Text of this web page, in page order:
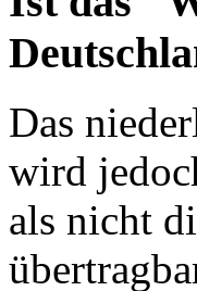
Das
wird
als nicht